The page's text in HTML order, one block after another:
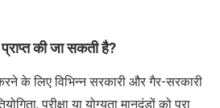
की जा सकती है?
के लिए विभिन्न सरकारी और गैर-सरकारी
परीक्षा या योग्यता मानदंडों को पूरा